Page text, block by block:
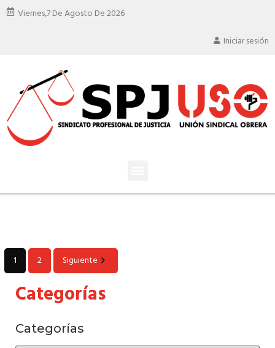
Viernes,7 De Agosto De 2026
Iniciar sesión
1 2 Siguiente
Categorías
Categorías